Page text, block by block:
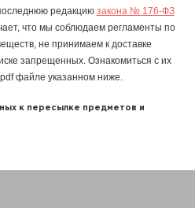
редакцию закона № 176-ФЗ
что мы соблюдаем регламенты по
не принимаем к доставке
запрещенных. Ознакомиться с их
файле указанном ниже.
к пересылке предметов и